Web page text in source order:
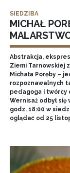
SIEDZIBA
MICHAŁ
Abstrakcja,
Ziemi Tarnowskiej
Michała Poręby –
rozpoznawalnych
pedagoga i twórcy
Wernisaż odbył
godz. 18:00 w
oglądać od 25